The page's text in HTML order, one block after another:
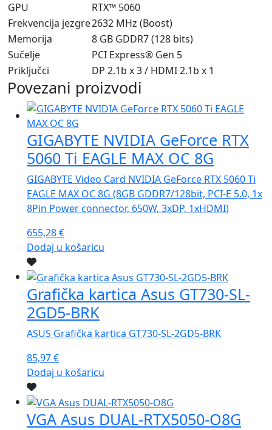
GPU
RTX™ 5060
Frekvencija jezgre2632 MHz (Boost)
Memorija
8 GB GDDR7 (128 bits)
Sučelje
PCI Express® Gen 5
Priključci
DP 2.1b x 3 / HDMI 2.1b x 1
Povezani proizvodi
GIGABYTE NVIDIA GeForce RTX
5060 Ti EAGLE MAX OC 8G
GIGABYTE Video Card NVIDIA GeForce RTX 5060 Ti
EAGLE MAX OC 8G (8GB GDDR7/128bit, PCI-E 5.0, 1x
8Pin Power connector, 650W, 3xDP, 1xHDMI)
655,28€
Dodaj u košaricu
Grafička kartica Asus GT730-SL-
2GD5-BRK
ASUS Grafička kartica GT730-SL-2GD5-BRK
85,97€
Dodaj u košaricu
VGA Asus DUAL-RTX5050-O8G